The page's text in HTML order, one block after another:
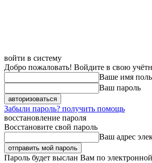
войти в систему
Добро пожаловать! Войдите в свою
Ваше имя
Ваш пароль
Забыли пароль? получить помощь
восстановление пароля
Восстановите свой пароль
Ваш адрес
Пароль будет выслан Вам по